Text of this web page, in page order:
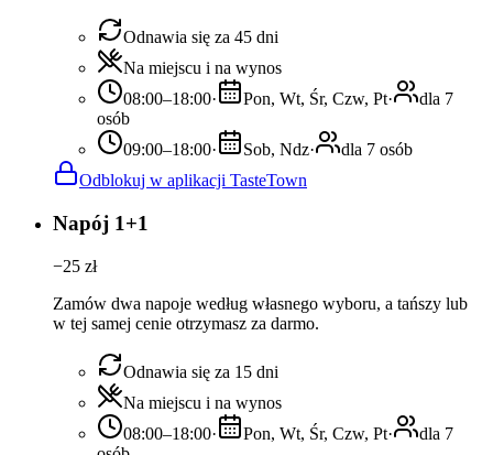
Odnawia się za 45 dni
Na miejscu i na wynos
08:00–18:00· Pon, Wt, Śr, Czw, Pt·
dla 7
osób
09:00–18:00· Sob, Ndz·
dla 7 osób
Odblokuj w aplikacji TasteTown
Napój 1+1
−25 zł
Zamów dwa napoje według własnego wyboru, a tańszy lub
w tej samej cenie otrzymasz za darmo.
Odnawia się za 15 dni
Na miejscu i na wynos
08:00–18:00· Pon, Wt, Śr, Czw, Pt·
dla 7